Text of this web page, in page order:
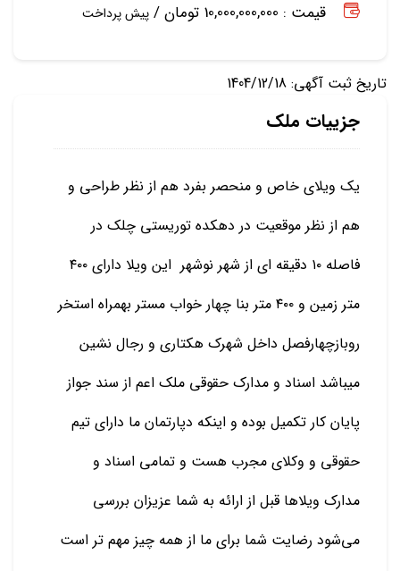
قیمت : 10,000,000,000 تومان /
پیش پرداخت
تاریخ ثبت آگهی: 1404/12/18
جزییات ملک
یک ویلای خاص و منحصر بفرد هم از نظر طراحی و
هم از نظر موقعیت در دهکده توریستی چلک در
فاصله ۱۰ دقیقه ای از شهر نوشهر این ویلا دارای ۴۰۰
متر زمین و ۴۰۰ متر بنا چهار خواب مستر بهمراه استخر
روبازچهارفصل داخل شهرک هکتاری و رجال نشین
میباشد اسناد و مدارک حقوقی ملک اعم از سند جواز
پایان کار تکمیل بوده و اینکه دپارتمان ما دارای تیم
حقوقی و وکلای مجرب هست و تمامی اسناد و
مدارک ویلاها قبل از ارائه به شما عزیزان بررسی
می‌شود رضایت شما برای ما از همه چیز مهم تر است